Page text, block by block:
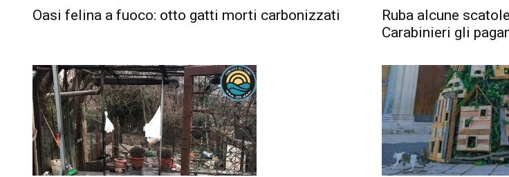
Oasi felina a fuoco: otto gatti morti carbonizzati
Ruba alcune
Carabinieri gli